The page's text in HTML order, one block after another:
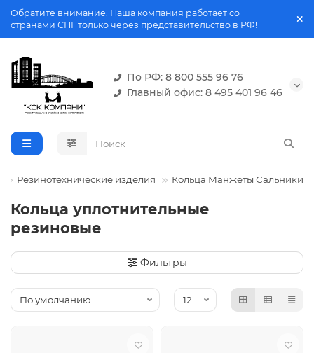
Обратите внимание. Наша компания работает со
странами СНГ только через представительство в РФ!
По РФ: 8 800 555 96 76
Главный офис: 8 495 401 96 46
Резинотехнические изделия Кольца Манжеты Сальники
Кольца уплотнительные
резиновые
Фильтры